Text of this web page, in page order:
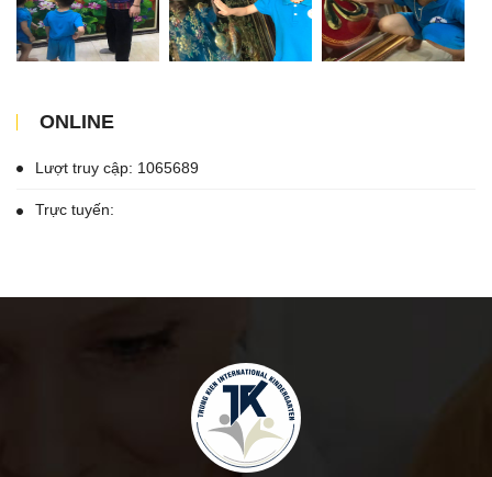
ONLINE
Lượt truy cập: 1065689
Trực tuyến: